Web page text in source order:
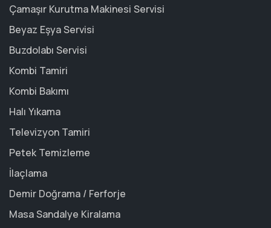
Çamaşır Kurutma Makinesi Servisi
Beyaz Eşya Servisi
Buzdolabı Servisi
Kombi Tamiri
Kombi Bakımı
Halı Yıkama
Televizyon Tamiri
Petek Temizleme
İlaçlama
Demir Doğrama / Ferforje
Masa Sandalye Kiralama